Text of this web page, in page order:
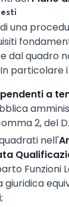
una
dal quadro
particolare
a
2, del
nell'
Funzioni
giuridica